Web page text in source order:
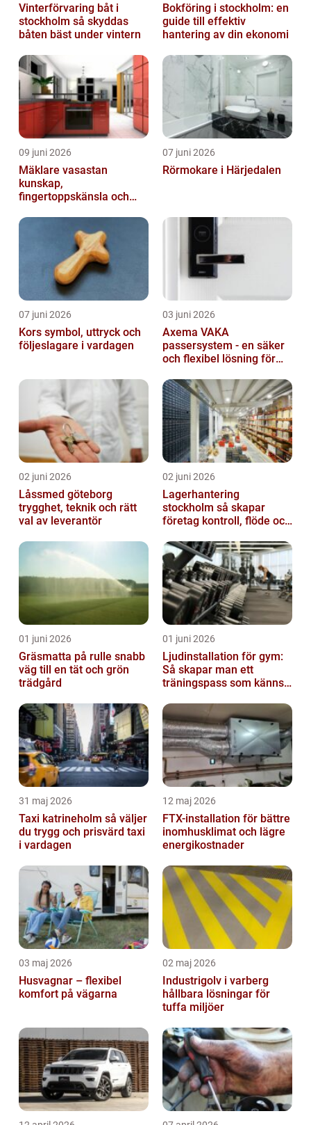
Vinterförvaring båt i
stockholm så skyddas
båten bäst under vintern
Bokföring i stockholm: en
guide till effektiv
hantering av din ekonomi
09 juni 2026
Mäklare vasastan
kunskap,
fingertoppskänsla och
07 juni 2026
Rörmokare i Härjedalen
07 juni 2026
Kors symbol, uttryck och
följeslagare i vardagen
03 juni 2026
Axema VAKA
passersystem - en säker
och flexibel lösning för
02 juni 2026
Låssmed göteborg
trygghet, teknik och rätt
val av leverantör
02 juni 2026
Lagerhantering
stockholm så skapar
företag kontroll, flöde och
01 juni 2026
Gräsmatta på rulle snabb
väg till en tät och grön
trädgård
01 juni 2026
Ljudinstallation för gym:
Så skapar man ett
träningspass som känns i
31 maj 2026
Taxi katrineholm så väljer
du trygg och prisvärd taxi
i vardagen
12 maj 2026
FTX-installation för bättre
inomhusklimat och lägre
energikostnader
03 maj 2026
Husvagnar – flexibel
komfort på vägarna
02 maj 2026
Industrigolv i varberg
hållbara lösningar för
tuffa miljöer